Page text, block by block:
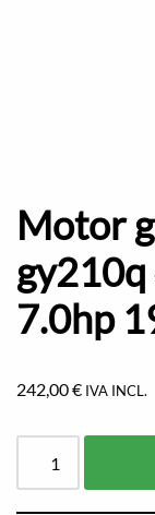
Motor
7.0hp
242,00€ IVA INCL.